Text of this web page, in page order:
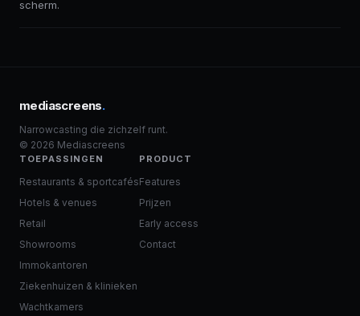
scherm.
mediascreens.
Narrowcasting die zichzelf runt.
© 2026 Mediascreens
TOEPASSINGEN
Restaurants & sportcafés
Hotels & venues
Retail
Showrooms
Immokantoren
Ziekenhuizen & klinieken
Wachtkamers
PRODUCT
Features
Prijzen
Early access
Contact